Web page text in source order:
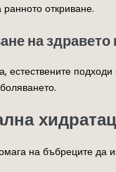
откриване.
на
на бъбреците да